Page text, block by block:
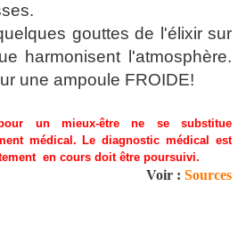
gouttes de l'élixir sur
harmonisent l'atmosphère.
une ampoule FROIDE!
un mieux-être ne se substitue
médical. Le diagnostic médical est
en cours doit être poursuivi.
Voir : Sources